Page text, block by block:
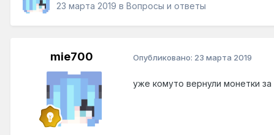
23 марта 2019 в Вопросы и ответы
mie700 Опубликовано: 23 марта 2019
уже комуто вернули монетки за